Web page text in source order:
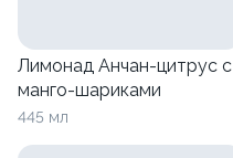
Лимонад Анчан-цитрус с
манго-шариками
445 мл